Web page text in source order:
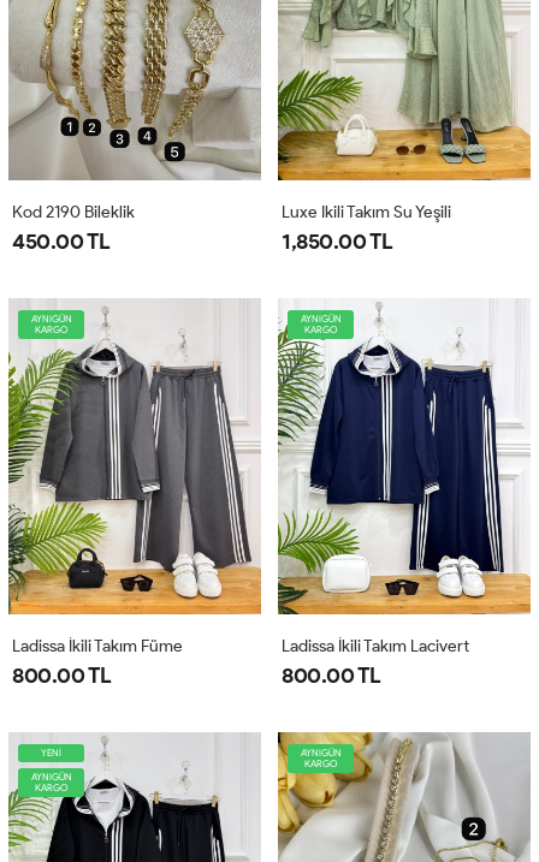
Kod 2190 Bileklik
450.00 TL
Luxe Ikili Takım Su Yeşili
1,850.00 TL
AYNIGÜN
KARGO
Ladissa İkili Takım Füme
800.00 TL
AYNIGÜN
KARGO
Ladissa İkili Takım Lacivert
800.00 TL
YENİ
AYNIGÜN
KARGO
AYNIGÜN
KARGO